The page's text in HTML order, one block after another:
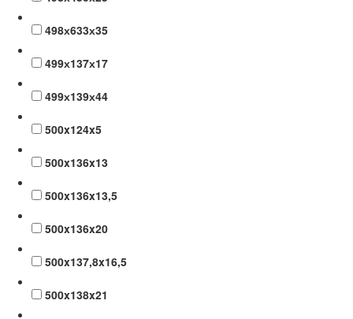
498х633х35
499х137х17
499х139х44
500x124x5
500x136x13
500x136x13,5
500x136x20
500x137,8x16,5
500x138x21